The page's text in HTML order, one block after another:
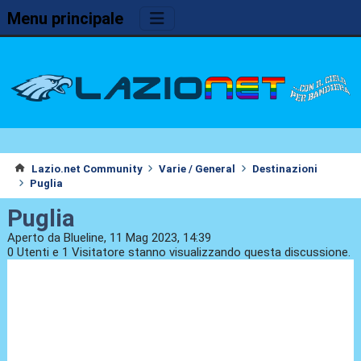
Menu principale
Lazio.net Community Varie / General
Destinazioni
Puglia
Puglia
Aperto da Blueline, 11 Mag 2023, 14:39
0 Utenti e 1 Visitatore stanno visualizzando questa discussione.